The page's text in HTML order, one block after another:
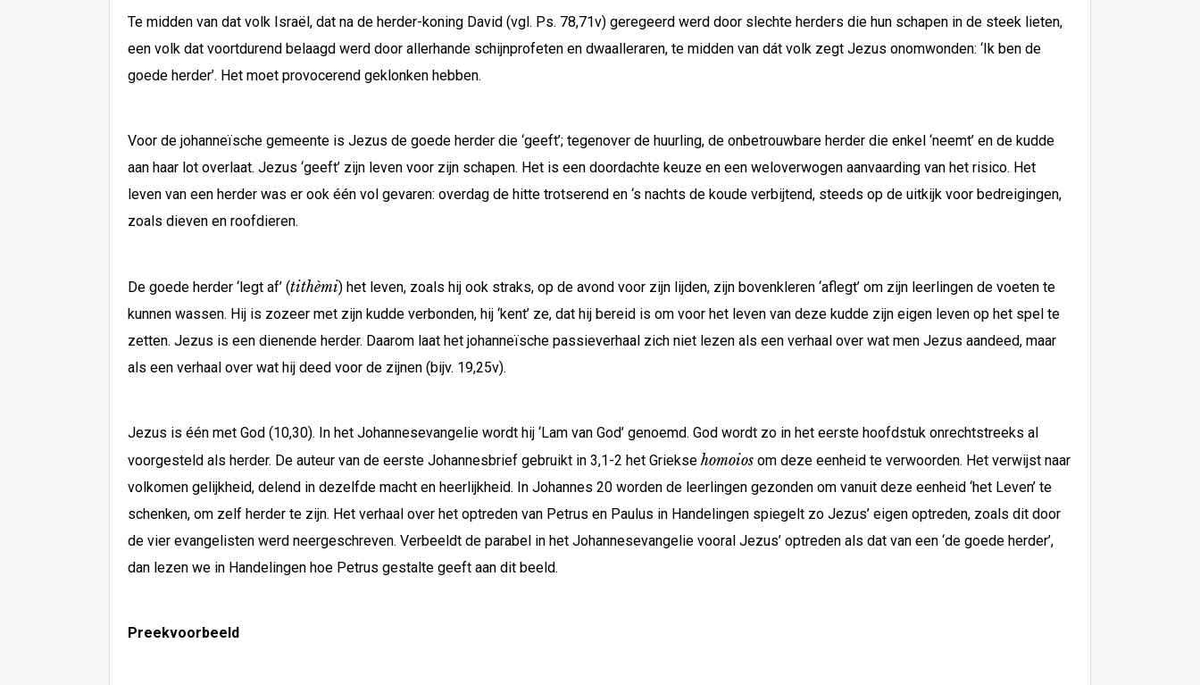
Te midden van dat volk Israël, dat na de herder-koning David (vgl. Ps. 78,71v) geregeerd werd door slechte herders die hun schapen in de steek lieten,
een volk dat voortdurend belaagd werd door allerhande schijnprofeten en dwaalleraren, te midden van dát volk zegt Jezus onomwonden: ‘Ik ben de
goede herder’. Het moet provocerend geklonken hebben.
Voor de johanneïsche gemeente is Jezus de goede herder die ‘geeft’; tegenover de huurling, de onbetrouwbare herder die enkel ‘neemt’ en de kudde
aan haar lot overlaat. Jezus ‘geeft’ zijn leven voor zijn schapen. Het is een doordachte keuze en een weloverwogen aanvaarding van het risico. Het
leven van een herder was er ook één vol gevaren: overdag de hitte trotserend en ‘s nachts de koude verbijtend, steeds op de uitkijk voor bedreigingen,
zoals dieven en roofdieren.
De goede herder ‘legt af’ (tithèmi) het leven, zoals hij ook straks, op de avond voor zijn lijden, zijn bovenkleren ‘aflegt’ om zijn leerlingen de voeten te
kunnen wassen. Hij is zozeer met zijn kudde verbonden, hij ‘kent’ ze, dat hij bereid is om voor het leven van deze kudde zijn eigen leven op het spel te
zetten. Jezus is een dienende herder. Daarom laat het johanneïsche passieverhaal zich niet lezen als een verhaal over wat men Jezus aandeed, maar
als een verhaal over wat hij deed voor de zijnen (bijv. 19,25v).
Jezus is één met God (10,30). In het Johannesevangelie wordt hij ‘Lam van God’ genoemd. God wordt zo in het eerste hoofdstuk onrechtstreeks al
voorgesteld als herder. De auteur van de eerste Johannesbrief gebruikt in 3,1-2 het Griekse homoios om deze eenheid te verwoorden. Het verwijst naar
volkomen gelijkheid, delend in dezelfde macht en heerlijkheid. In Johannes 20 worden de leerlingen gezonden om vanuit deze eenheid ‘het Leven’ te
schenken, om zelf herder te zijn. Het verhaal over het optreden van Petrus en Paulus in Handelingen spiegelt zo Jezus’ eigen optreden, zoals dit door
de vier evangelisten werd neergeschreven. Verbeeldt de parabel in het Johannesevangelie vooral Jezus’ optreden als dat van een ‘de goede herder’,
dan lezen we in Handelingen hoe Petrus gestalte geeft aan dit beeld.
Preekvoorbeeld